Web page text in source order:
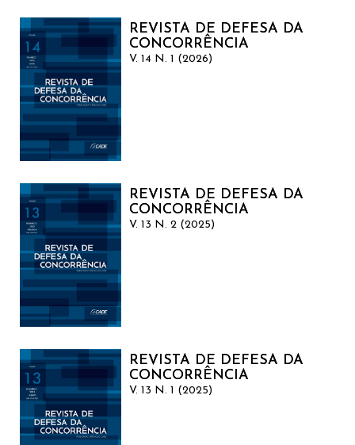
REVISTA DE DEFESA DA
CONCORRÊNCIA
V. 14 N. 1 (2026)
REVISTA DE DEFESA DA
CONCORRÊNCIA
V. 13 N. 2 (2025)
REVISTA DE DEFESA DA
CONCORRÊNCIA
V. 13 N. 1 (2025)